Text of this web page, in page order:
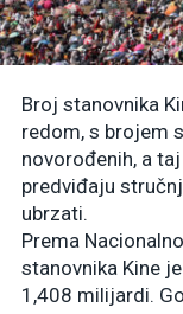
Broj stanovnika
redom, s brojem
novorođenih, a
predviđaju
ubrzati.
Prema
stanovnika Kine
1,408 milijardi.